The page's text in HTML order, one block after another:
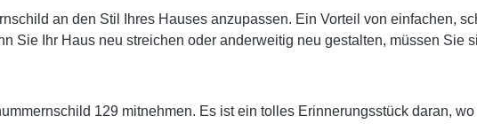
an den Stil Ihres Hauses anzupassen. Ein Vorteil von einfachen,
Sie Ihr Haus neu streichen oder anderweitig neu gestalten, müssen Sie
129 mitnehmen. Es ist ein tolles Erinnerungsstück daran,